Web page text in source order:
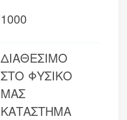
1000
ΔΙΑΘΕΣΙΜΟ
ΣΤΟ ΦΥΣΙΚΟ
ΜΑΣ
ΚΑΤΑΣΤΗΜΑ